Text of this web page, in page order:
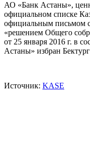
АО «Банк Астаны»,
официальном списке
официальным письмом
«решением Общего
от 25 января 2016 г. в
Астаны» избран
Источник: KASE